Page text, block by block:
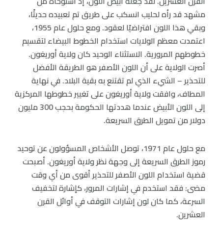
مشهد قد رأه لحليب انسكب على طريق تم تعبيده حديثًا،
وبقي هذا اللون افتراضيًا لعقود. ومع حلول عام 1955،
اعتمدت معظم الولايات استخدام الخطوط البيضاء لتقسيم
خطوطهم المرورية. الاستثناء الوحيد كان ولاية أوريغون.
أصرت الولاية على أن اللون الأصفر هو الطريقة الأفضل
للتحذير – الشيء الذي لم تقتنع به بقية البلاد. في نهاية
المطاف، وافقت ولاية أوريغون على تغيير خطوطها المركزية
إلى اللون الأبيض عندما هددتها الحكومة بحجب 300 مليون
دولار من تمويل الطرق السريعة.
مع حلول عام 1971، توصل الأشخاص المسؤولون عن توحيد
رموز الطرق السريعة إلى وجهة نظر ولاية أوريغون. أصبحت
قضية استخدام اللون الأصفر للتحذير أقوى من أي وقت
مضى: فقد استخدم في إشارات المرور، كإشارة لتخفيف
السرعة، كما كان لون إشارات التوقف في أوائل القرن
العشرين.